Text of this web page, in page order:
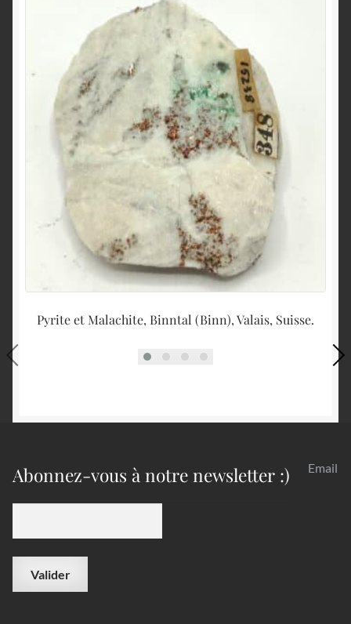
Pyrite et Malachite, Binntal (Binn), Valais, Suisse.
Abonnez-vous à notre newsletter :) Email